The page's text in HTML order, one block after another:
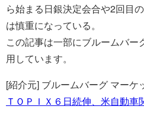
ら始まる日銀決定会合や2回目
は慎重になっている。
この記事は一部にブルームバー
用しています。
[紹介元] ブルームバーグ マーケ
ＴＯＰＩＸ６日続伸、米自動